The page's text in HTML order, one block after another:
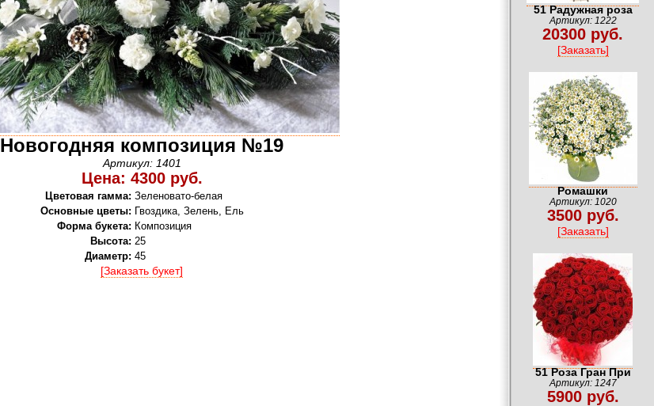
Новогодняя композиция №19
Артикул: 1401
Цена: 4300 руб.
Цветовая гамма: Зеленовато-белая
Основные цветы: Гвоздика, Зелень, Ель
Форма букета: Композиция
Высота: 25
Диаметр: 45
[Заказать букет]
51 Радужная роза
Артикул: 1222
20300 руб.
[Заказать]
Ромашки
Артикул: 1020
3500 руб.
[Заказать]
51 Роза Гран При
Артикул: 1247
5900 руб.